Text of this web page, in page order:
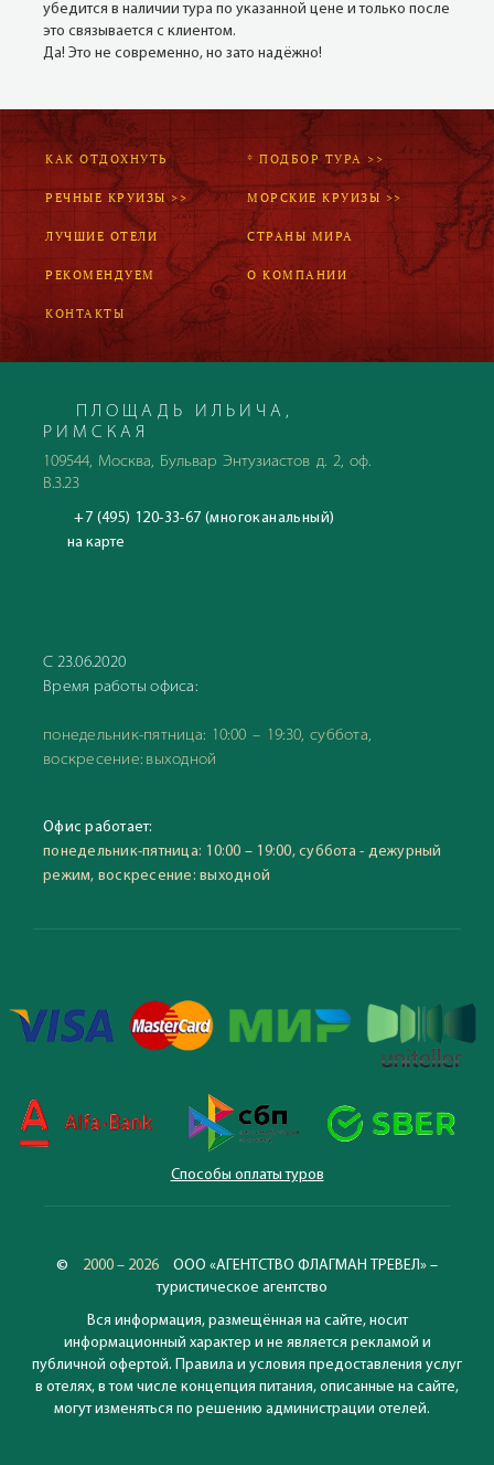
убедится в наличии тура по указанной цене и только после
это связывается с клиентом.
Да! Это не современно, но зато надёжно!
КАК ОТДОХНУТЬ * ПОДБОР ТУРА >>
РЕЧНЫЕ КРУИЗЫ >> МОРСКИЕ КРУИЗЫ >>
ЛУЧШИЕ ОТЕЛИ СТРАНЫ МИРА
РЕКОМЕНДУЕМ О КОМПАНИИ
КОНТАКТЫ
ПЛОЩАДЬ ИЛЬИЧА,
РИМСКАЯ
109544, Москва, Бульвар Энтузиастов д. 2, оф.
В.3.23
+7 (495) 120-33-67 (многоканальный)
на карте
С 23.06.2020
Время работы офиса:
понедельник-пятница: 10:00 – 19:30, суббота,
воскресение: выходной
Офис работает:
понедельник-пятница: 10:00 – 19:00, суббота - дежурный
режим, воскресение: выходной
Способы оплаты туров
© 2000 – 2026
ООО «АГЕНТСТВО ФЛАГМАН ТРЕВЕЛ» –
туристическое агентство
Вся информация, размещённая на сайте, носит
информационный характер и не является рекламой и
публичной офертой. Правила и условия предоставления услуг
в отелях, в том числе концепция питания, описанные на сайте,
могут изменяться по решению администрации отелей.